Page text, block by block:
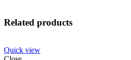
Related products
Quick view